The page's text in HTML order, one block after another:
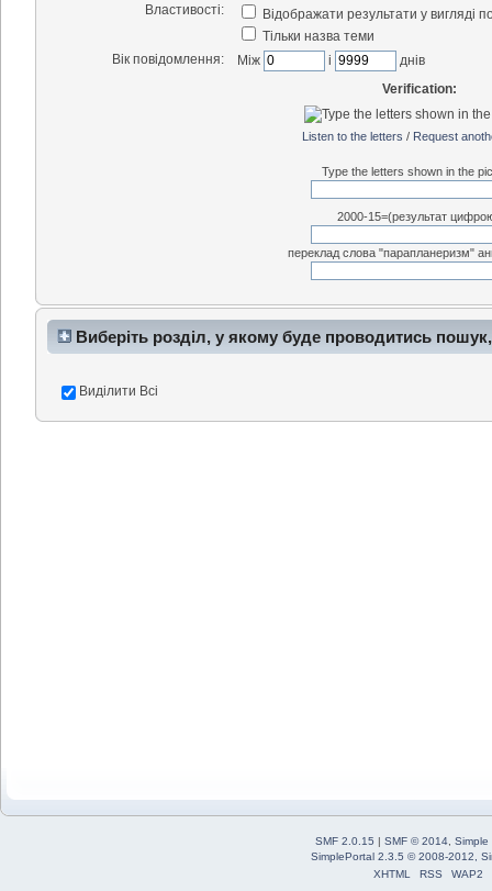
Властивості:
Відображати результати у вигляді
Тільки назва теми
Вік повідомлення:
Між і
днів
Verification:
Listen to the letters / Request
Type the letters shown in the
2000-15=(результат
переклад слова "парапланеризм"
Виберіть розділ, у якому буде проводитись
Виділити Всі
SMF 2.0.15 | SMF © 2014 Simple
SimplePortal 2.3.5 © 2008-2012,
XHTML
RSS WAP2